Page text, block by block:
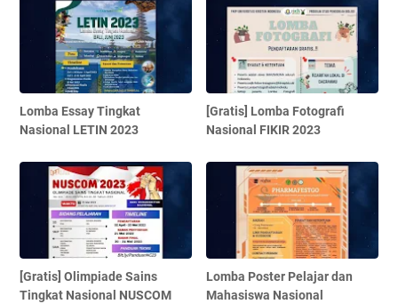
Lomba Essay Tingkat
Nasional LETIN 2023
[Gratis] Lomba Fotografi
Nasional FIKIR 2023
[Gratis] Olimpiade Sains
Tingkat Nasional NUSCOM
Lomba Poster Pelajar dan
Mahasiswa Nasional